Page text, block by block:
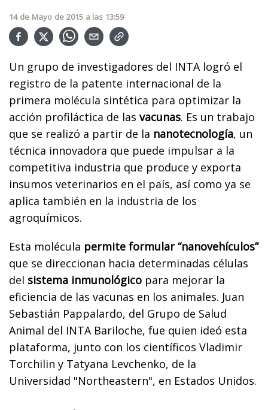
14 de Mayo de 2015 a las 13:59
Un grupo de investigadores del INTA logró el
registro de la patente internacional de la
primera molécula sintética para optimizar la
acción profiláctica de las vacunas. Es un trabajo
que se realizó a partir de la nanotecnología, un
técnica innovadora que puede impulsar a la
competitiva industria que produce y exporta
insumos veterinarios en el país, así como ya se
aplica también en la industria de los
agroquímicos.
Esta molécula permite formular “nanovehículos”
que se direccionan hacia determinadas células
del sistema inmunológico para mejorar la
eficiencia de las vacunas en los animales. Juan
Sebastián Pappalardo, del Grupo de Salud
Animal del INTA Bariloche, fue quien ideó esta
plataforma, junto con los científicos Vladimir
Torchilin y Tatyana Levchenko, de la
Universidad "Northeastern", en Estados Unidos.